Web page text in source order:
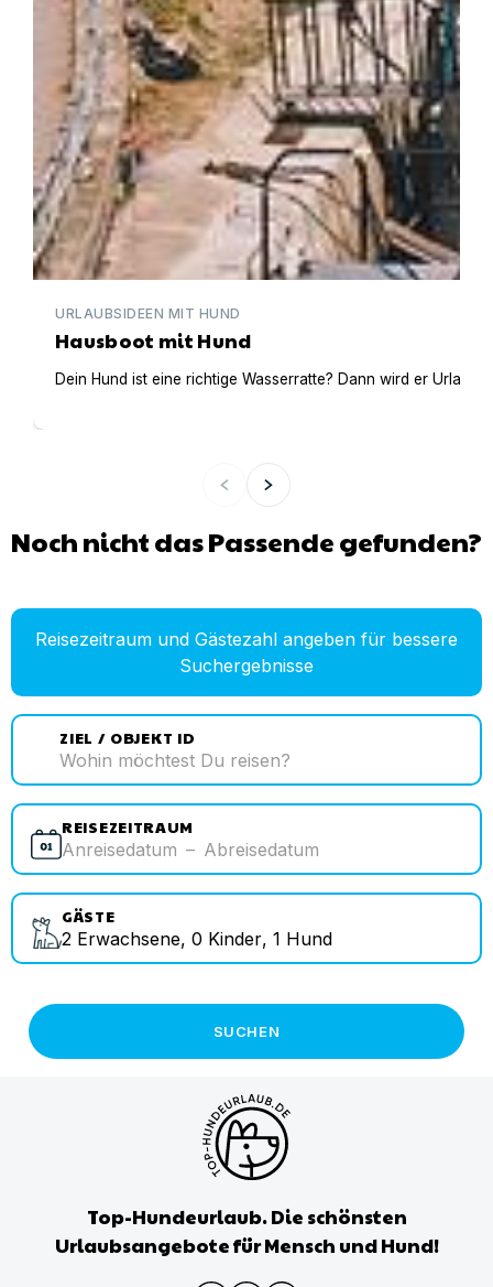
URLAUBSIDEEN MIT HUND
Hausboot mit Hund
Dein Hund ist eine richtige Wasserratte? Dann wird er
Noch nicht das Passende gefunden?
Reisezeitraum und Gästezahl angeben für bessere
Suchergebnisse
ZIEL / OBJEKT ID
REISEZEITRAUM
Anreisedatum – Abreisedatum
GÄSTE
2 Erwachsene, 0 Kinder, 1 Hund
SUCHEN
Top-Hundeurlaub. Die schönsten
Urlaubsangebote für Mensch und Hund!